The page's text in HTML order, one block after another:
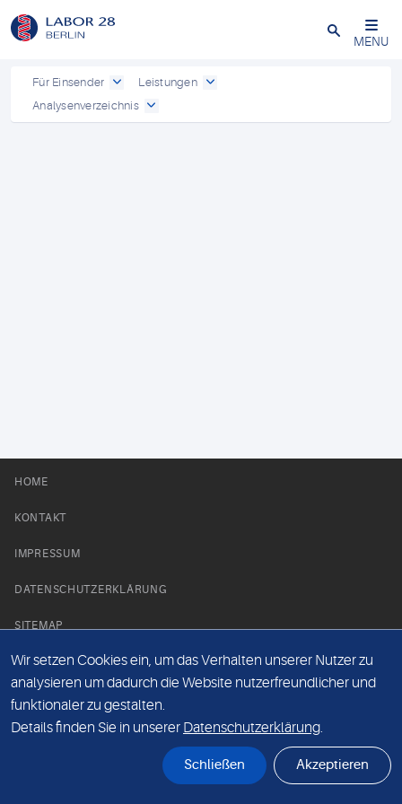
Schließen
MENU
Für Einsender
Leistungen
Analysenverzeichnis
HOME
KONTAKT
IMPRESSUM
DATENSCHUTZERKLÄRUNG
SITEMAP
NEWS PARTNER
Wir setzen Cookies ein, um das Verhalten unserer Nutzer zu
analysieren um dadurch die Website nutzerfreundlicher und
funktionaler zu gestalten.
Details finden Sie in unserer Datenschutzerklärung.
Schließen Akzeptieren